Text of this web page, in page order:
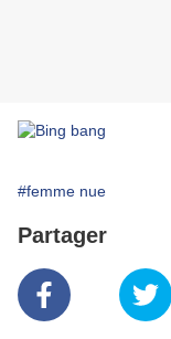
#femme nue
Partager